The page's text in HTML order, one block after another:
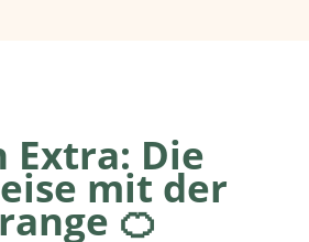
Extra: Die
mit der
🍊